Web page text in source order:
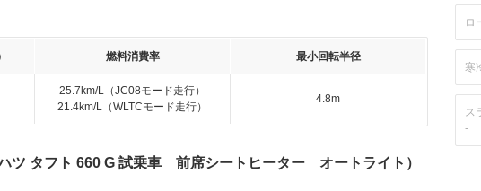
燃料消費率 最小回転半径
25.7km/L（JC08モード走行）
21.4km/L（WLTCモード走行）
4.8m
ツ タフト 660 G 試乗車 前席シートヒーター オートライト）
ロ
寒
ス
-